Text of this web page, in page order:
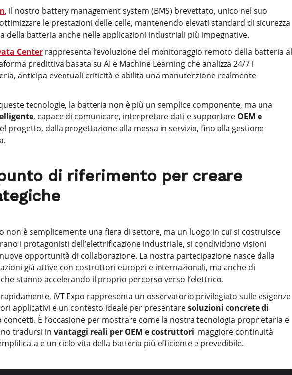
, il nostro battery management system (BMS) brevettato, unico nel suo
le prestazioni delle celle, mantenendo elevati standard di sicurezza
della batteria anche nelle applicazioni industriali più impegnative.
Center rappresenta l’evoluzione del monitoraggio remoto della batteria al
predittiva basata su AI e Machine Learning che analizza 24/7 i
anticipa eventuali criticità e abilita una manutenzione realmente
tecnologie, la batteria non è più un semplice componente, ma una
, capace di comunicare, interpretare dati e supportare OEM e
progetto, dalla progettazione alla messa in servizio, fino alla gestione
di riferimento per creare
non è semplicemente una fiera di settore, ma un luogo in cui si costruisce
i protagonisti dell’elettrificazione industriale, si condividono visioni
opportunità di collaborazione. La nostra partecipazione nasce dalla
già attive con costruttori europei e internazionali, ma anche di
stanno accelerando il proprio percorso verso l’elettrico.
iVT Expo rappresenta un osservatorio privilegiato sulle esigenze
applicativi e un contesto ideale per presentaresoluzioni concrete di
concetti. È l’occasione per mostrare come la nostra tecnologia proprietaria e
tradursi in vantaggi reali per OEM e costruttori: maggiore continuità
e un ciclo vita della batteria più efficiente e prevedibile.